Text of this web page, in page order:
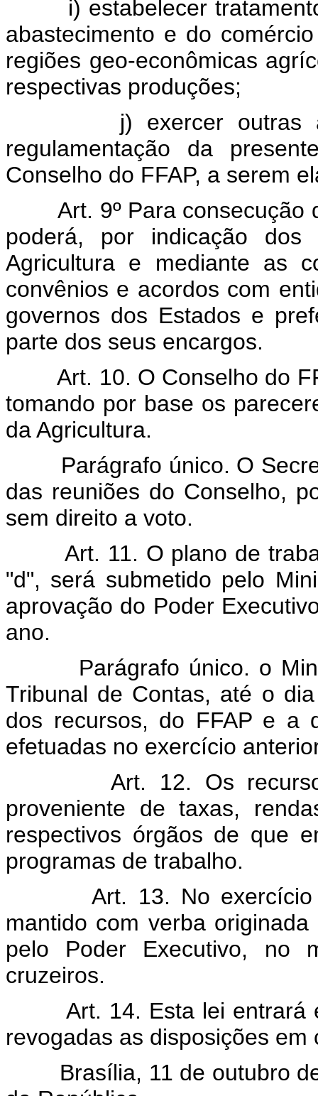
i) estabelecer
abastecimento e do
regiões geo-econômicas
respectivas produções;
j) exercer outras
regulamentação da
Conselho do FFAP, a serem
Art. 9º Para consecução
poderá, por indicação
Agricultura e mediante as
convênios e acordos com
governos dos Estados e
parte dos seus encargos.
Art. 10. O Conselho do
tomando por base os
da Agricultura.
Parágrafo único. O
das reuniões do Conselho,
sem direito a voto.
Art. 11. O plano de
"d", será submetido pelo
aprovação do Poder
ano.
Parágrafo único. o
Tribunal de Contas, até o
dos recursos, do FFAP e a
efetuadas no exercício
Art. 12. Os
proveniente de taxas,
respectivos órgãos de que
programas de trabalho.
Art. 13. No
mantido com verba
pelo Poder Executivo, no
cruzeiros.
Art. 14. Esta lei entrará
revogadas as disposições em
Brasília, 11 de outubro de